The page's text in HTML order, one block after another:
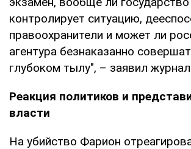
контролирует ситуацию,
правоохранители и может ли
агентура безнаказанно
глубоком тылу", – заявил
Реакция политиков и
власти
На убийство Фарион